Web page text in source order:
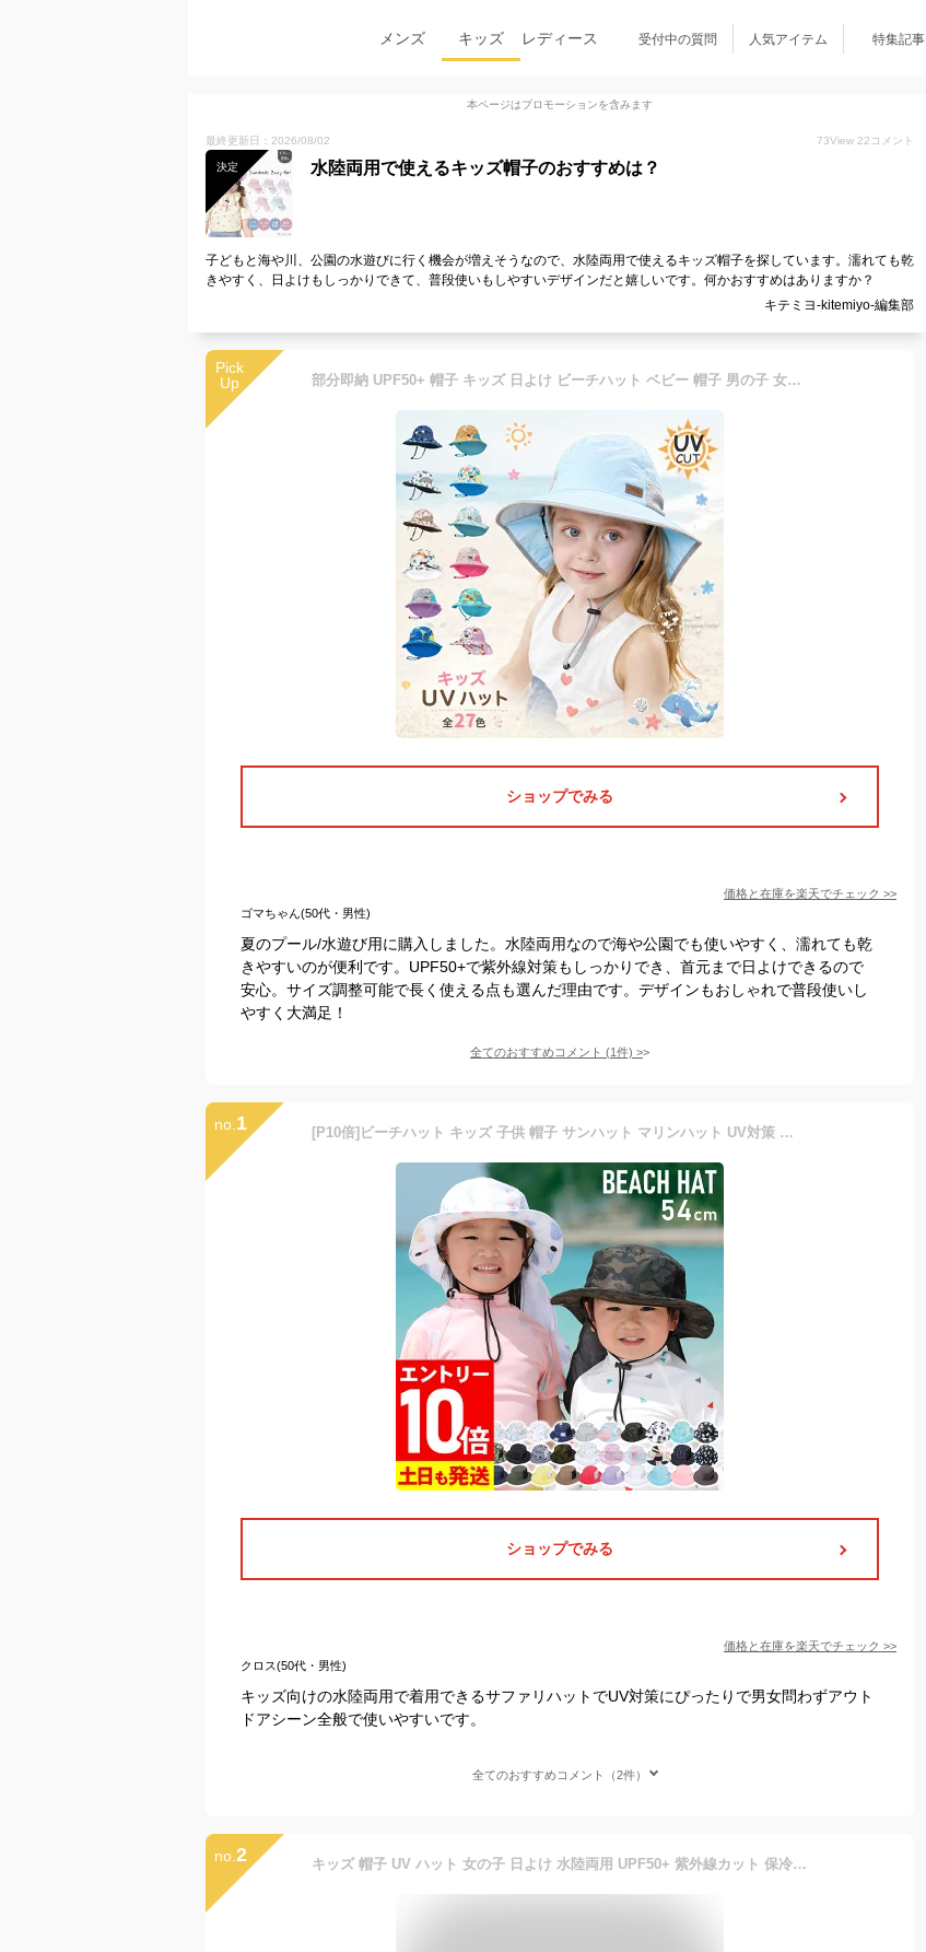
メンズ キッズ レディース 受付中の質問 人気アイテム 特集記事
本ページはプロモーションを含みます
最終更新日：2026/08/02 73View 22 コメント
決定 水陸両用で使えるキッズ帽子のおすすめは？
子どもと海や川、公園の水遊びに行く機会が増えそうなので、水陸両用で使えるキッズ帽子を探しています。濡れても乾
きやすく、日よけもしっかりできて、普段使いもしやすいデザインだと嬉しいです。何かおすすめはありますか？
キテミヨ-kitemiyo-編集部
Pick
Up
部分即納 UPF50+ 帽子 キッズ 日よけ ビーチハット ベビー 帽子 男の子 女の子 44-56cm サイズ調整可能 通気性 水遊び 水陸両用 ストラップ UVカット 紫外線カット バイザーハット サンハット マリンハット アウトドア 可愛い 花柄 おしゃれ 涼しい 海 旅行
ショップでみる
価格と在庫を楽天でチェック >>
ゴマちゃん(50代・男性)
夏のプール/水遊び用に購入しました。水陸両用なので海や公園でも使いやすく、濡れても乾
きやすいのが便利です。UPF50+で紫外線対策もしっかりでき、首元まで日よけできるので
安心。サイズ調整可能で長く使える点も選んだ理由です。デザインもおしゃれで普段使いし
やすく大満足！
全てのおすすめコメント (1件) >
no. 1 [P10倍]ビーチハット キッズ 子供 帽子 サンハット マリンハット UV対策 紫外線カット 水陸両用 54cm〜59cm サファリハット サーフハット 男の子 女の子 日よけ 熱中症対策 19F-BH3
ショップでみる
価格と在庫を楽天でチェック >>
クロス(50代・男性)
キッズ向けの水陸両用で着用できるサファリハットでUV対策にぴったりで男女問わずアウト
ドアシーン全般で使いやすいです。
全てのおすすめコメント（2件）
no. 2 キッズ 帽子 UV ハット 女の子 日よけ 水陸両用 UPF50+ 紫外線カット 保冷ポケット 保冷剤 メッシュ 春 夏 秋 アウトドア 可愛い 花柄 おしゃれ 52 53 54 55 56 90 100 110 120 130 140 幼稚園 小学生 プール 海 水遊びGelato toddler ジェラート 送料無料